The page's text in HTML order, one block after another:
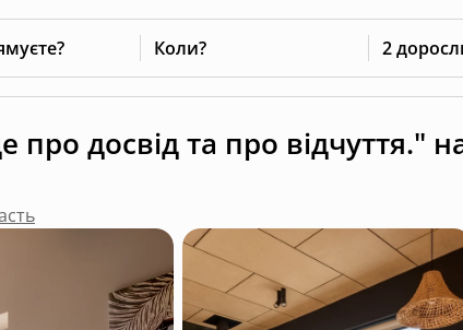
Коли? 2
про досвід та про відчуття."